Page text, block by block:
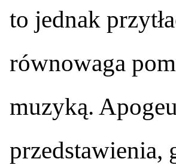
to jednak
równowaga
muzyką.
przedstawienia,